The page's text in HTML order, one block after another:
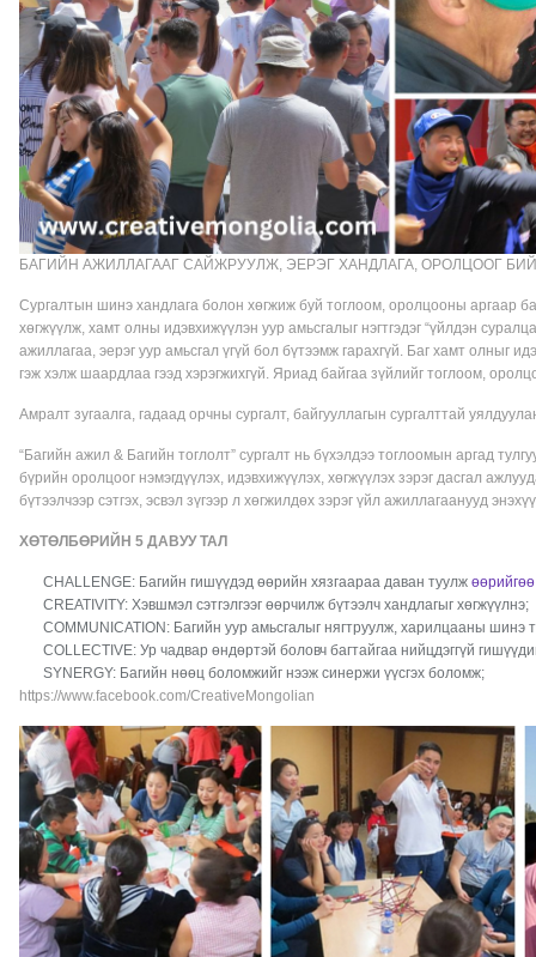
БАГИЙН АЖИЛЛАГААГ САЙЖРУУЛЖ, ЭЕРЭГ ХАНДЛАГА, ОРОЛЦООГ БИЙ
Сургалтын шинэ хандлага болон хөгжиж буй тоглоом, оролцооны аргаар
хөгжүүлж, хамт олны идэвхижүүлэн уур амьсгалыг нэгтгэдэг “үйлдэн
ажиллагаа, эерэг уур амьсгал үгүй бол бүтээмж гарахгүй. Баг хамт олныг
гэж хэлж шаардлаа гээд хэрэгжихгүй. Яриад байгаа зүйлийг тоглоом,
Амралт зугаалга, гадаад орчны сургалт, байгууллагын сургалттай
“Багийн ажил & Багийн тоглолт” сургалт нь бүхэлдээ тоглоомын аргад
бүрийн оролцоог нэмэгдүүлэх, идэвхижүүлэх, хөгжүүлэх зэрэг дасгал
бүтээлчээр сэтгэх, эсвэл зүгээр л хөгжилдөх зэрэг үйл ажиллагаанууд
ХӨТӨЛБӨРИЙН 5 ДАВУУ ТАЛ
CHALLENGE: Багийн гишүүдэд өөрийн хязгаараа даван туулж
CREATIVITY: Хэвшмэл сэтгэлгээг өөрчилж бүтээлч хандлагыг хөгжүүлнэ;
COMMUNICATION: Багийн уур амьсгалыг нягтруулж, харилцааны шинэ
COLLECTIVE: Ур чадвар өндөртэй боловч багтайгаа нийцдэггүй
SYNERGY: Багийн нөөц боломжийг нээж синержи үүсгэх боломж;
https://www.facebook.com/CreativeMongolian